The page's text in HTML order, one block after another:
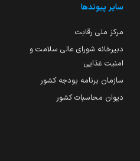
سایر پیوندها
مرکز ملی رقابت
دبیرخانه شورای عالی سلامت و
امنیت غذایی
سازمان برنامه بودجه کشور
دیوان محاسبات کشور